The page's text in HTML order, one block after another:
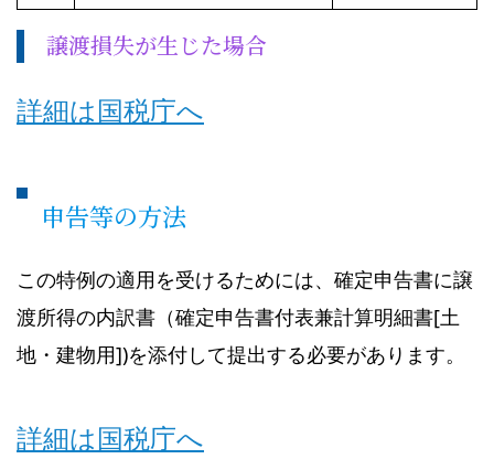
譲渡損失が生じた場合
詳細は国税庁へ
申告等の方法
この特例の適用を受けるためには、確定申告書に譲
渡所得の内訳書（確定申告書付表兼計算明細書[土
地・建物用])を添付して提出する必要があります。
詳細は国税庁へ